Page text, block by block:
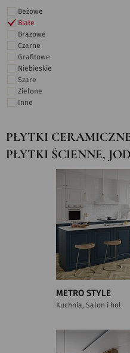
Beżowe
Białe
Brązowe
Czarne
Grafitowe
Niebieskie
Szare
Zielone
Inne
PŁYTKI
PŁYTKI ŚCIENNE,
METRO STYLE
Kuchnia, Salon i hol